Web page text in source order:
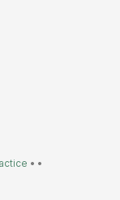
• •